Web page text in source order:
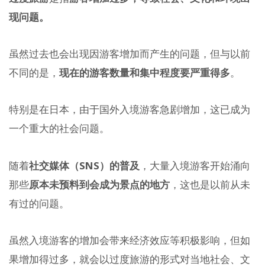
现问题。
虽然过去也会出现因游客增加而产生的问题，但与以前
不同的是， 现在的游客数量和集中程度要严重得多。
特别是在日本，由于国外入境游客急剧增加，这已成为
一个重大的社会问题。
随着社交媒体（SNS）的普及 ，大量入境游客开始涌向
那些原本未预料到会成为景点的地方 ，这也是以前从未
有过的问题。
虽然入境游客的增加会带来经济效应等积极影响，但如
果增加得过多，就会以过度旅游的形式对当地社会、文